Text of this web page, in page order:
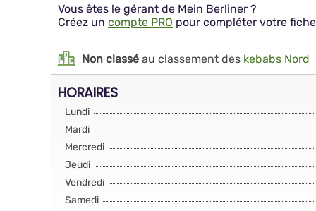
Vous êtes le gérant de Mein Berliner ?
Créez un compte PRO pour compléter votre
Non classé au classement des kebabs Nord
HORAIRES
Lundi
Mardi
Mercredi
Jeudi
Vendredi
Samedi